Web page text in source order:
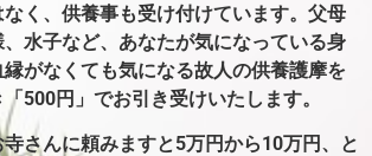
く、供養事も受け付けています。父母
水子など、あなたが気になっている身
がなくても気になる故人の供養護摩を
500円」でお引き受けいたします。
さんに頼みますと5万円から10万円、と